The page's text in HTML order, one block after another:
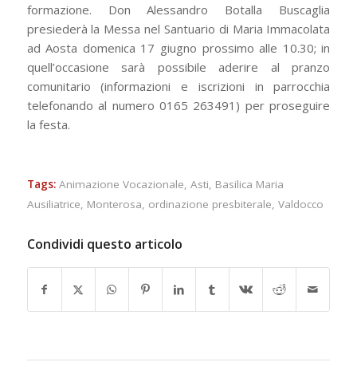
formazione. Don Alessandro Botalla Buscaglia
presiederà la Messa nel Santuario di Maria Immacolata
ad Aosta domenica 17 giugno prossimo alle 10.30; in
quell’occasione sarà possibile aderire al pranzo
comunitario (informazioni e iscrizioni in parrocchia
telefonando al numero 0165 263491) per proseguire
la festa.
Tags: Animazione Vocazionale, Asti, Basilica Maria
Ausiliatrice, Monterosa, ordinazione presbiterale, Valdocco
Condividi questo articolo